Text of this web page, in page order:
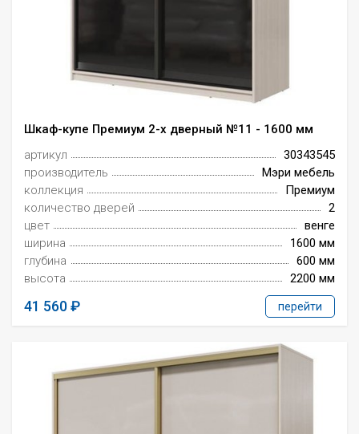
Шкаф-купе Премиум 2-х дверный №11 - 1600 мм
артикул
30343545
производитель
Мэри мебель
коллекция
Премиум
количество дверей
2
цвет
венге
ширина
1600 мм
глубина
600 мм
высота
2200 мм
41 560 перейти